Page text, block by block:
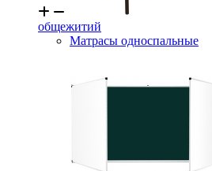
общежитий
Матрасы односпальные